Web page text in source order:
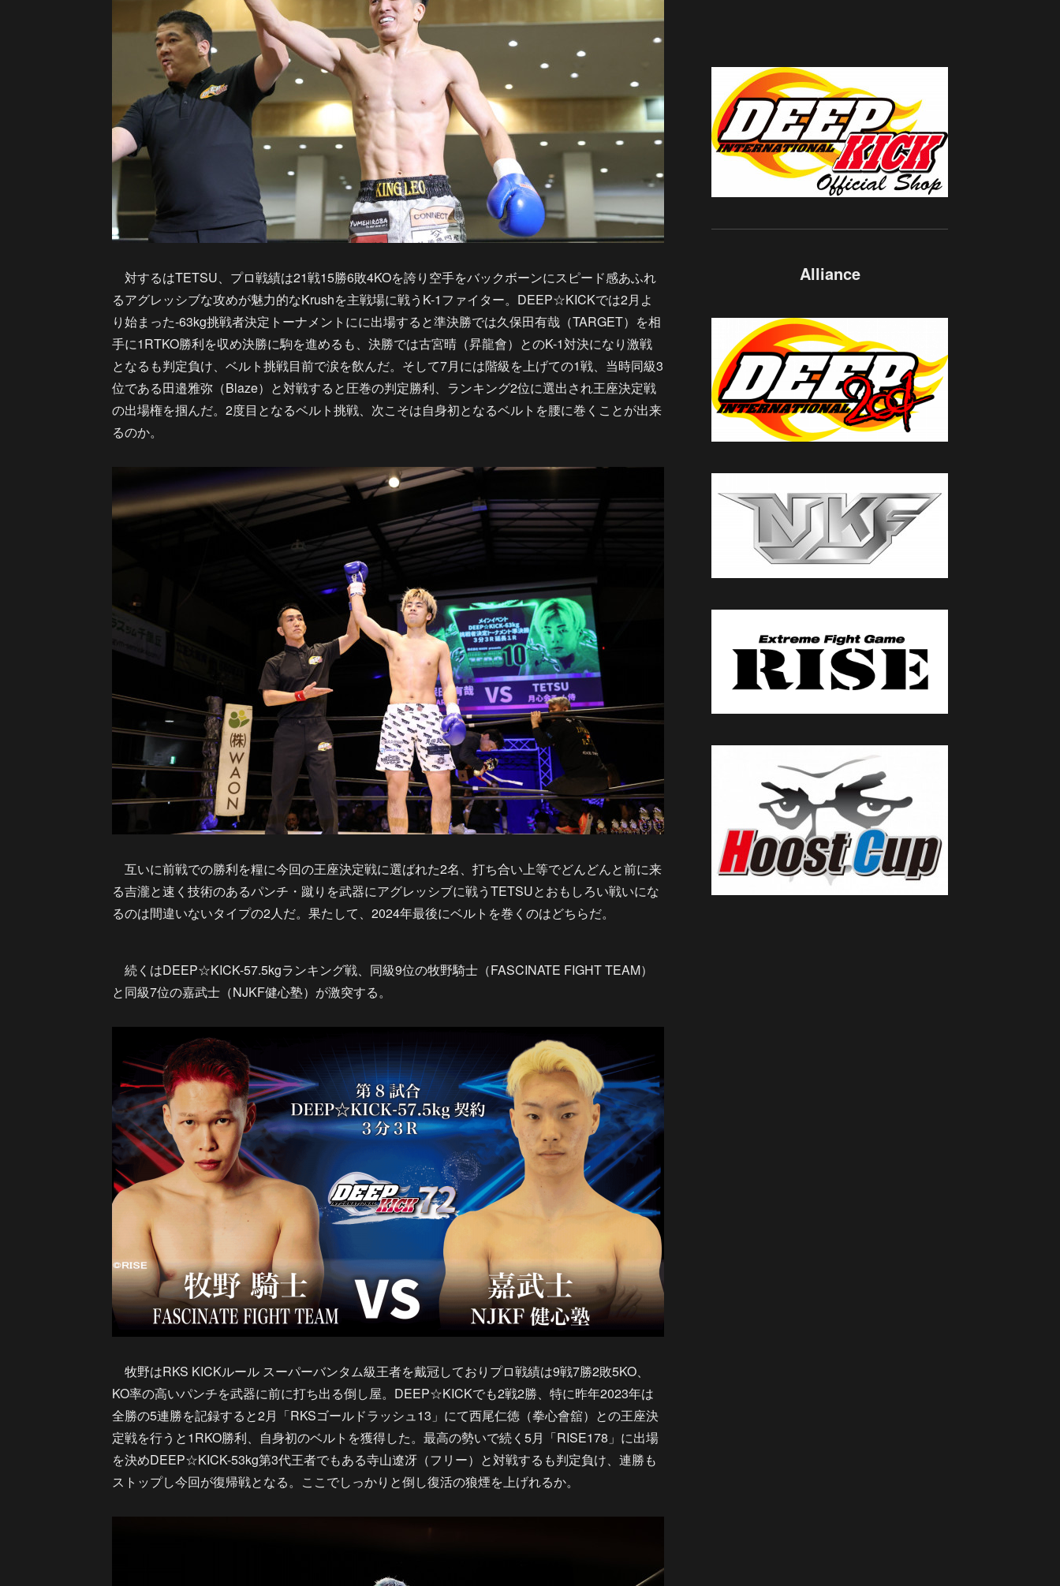
対するはTETSU、プロ戦績は21戦15勝6敗4KOを誇り空手をバックボーンにスピード感あふれ
るアグレッシブな攻めが魅力的なKrushを主戦場に戦うK-1ファイター。DEEP☆KICKでは2月よ
り始まった-63kg挑戦者決定トーナメントにに出場すると準決勝では久保田有哉（TARGET）を相
手に1RTKO勝利を収め決勝に駒を進めるも、決勝では古宮晴（昇龍會）とのK-1対決になり激戦
となるも判定負け、ベルト挑戦目前で涙を飲んだ。そして7月には階級を上げての1戦、当時同級3
位である田邉雅弥（Blaze）と対戦すると圧巻の判定勝利、ランキング2位に選出され王座決定戦
の出場権を掴んだ。2度目となるベルト挑戦、次こそは自身初となるベルトを腰に巻くことが出来
るのか。
互いに前戦での勝利を糧に今回の王座決定戦に選ばれた2名、打ち合い上等でどんどんと前に来
る吉瀧と速く技術のあるパンチ・蹴りを武器にアグレッシブに戦うTETSUとおもしろい戦いにな
るのは間違いないタイプの2人だ。果たして、2024年最後にベルトを巻くのはどちらだ。
続くはDEEP☆KICK-57.5kgランキング戦、同級9位の牧野騎士（FASCINATE FIGHT TEAM）
と同級7位の嘉武士（NJKF健心塾）が激突する。
牧野はRKS KICKルール スーパーバンタム級王者を戴冠しておりプロ戦績は9戦7勝2敗5KO、
KO率の高いパンチを武器に前に打ち出る倒し屋。DEEP☆KICKでも2戦2勝、特に昨年2023年は
全勝の5連勝を記録すると2月「RKSゴールドラッシュ13」にて西尾仁徳（拳心會舘）との王座決
定戦を行うと1RKO勝利、自身初のベルトを獲得した。最高の勢いで続く5月「RISE178」に出場
を決めDEEP☆KICK-53kg第3代王者でもある寺山遼冴（フリー）と対戦するも判定負け、連勝も
ストップし今回が復帰戦となる。ここでしっかりと倒し復活の狼煙を上げれるか。
Alliance